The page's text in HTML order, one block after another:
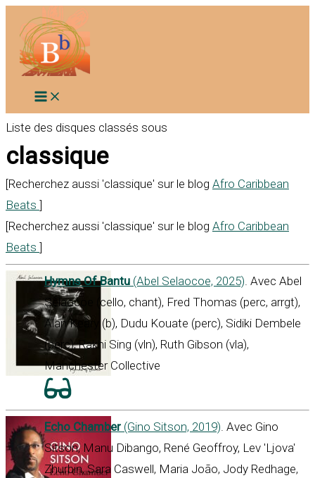
contenu
Liste des disques classés sous
classique
[Recherchez aussi 'classique' sur le blog Afro Caribbean
Beats ]
[Recherchez aussi 'classique' sur le blog Afro Caribbean
Beats ]
Hymns Of Bantu (Abel Selaocoe, 2025). Avec Abel
Selaocoe (cello, chant), Fred Thomas (perc, arrgt),
Alan Keary (b), Dudu Kouate (perc), Sidiki Dembele
(perc), Rakhi Sing (vln), Ruth Gibson (vla),
Manchester Collective
Echo Chamber (Gino Sitson, 2019). Avec Gino
Sitson, Manu Dibango, René Geoffroy, Lev 'Ljova'
Zhurbin, Sara Caswell, Maria João, Jody Redhage,